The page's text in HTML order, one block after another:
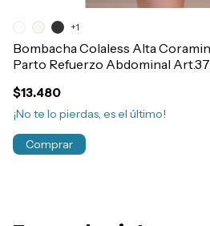
Bombacha Colaless Alta
Parto Refuerzo Abdominal
$13.480
¡No te lo pierdas, es el último!
+1
Comprar